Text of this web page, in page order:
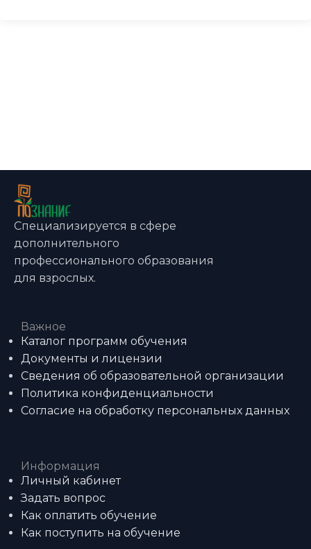
Специализируется в сфере
дополнительного
профессионального образования
для взрослых.
Важное
Каталог программ обучения
Документы и лицензии
Сведения об образовательной организации
Политика конфиденциальности
Согласие на обработку персональных данных
Информация
Личный кабинет
Задать вопрос
Как оплатить обучение
Как поступить на обучение